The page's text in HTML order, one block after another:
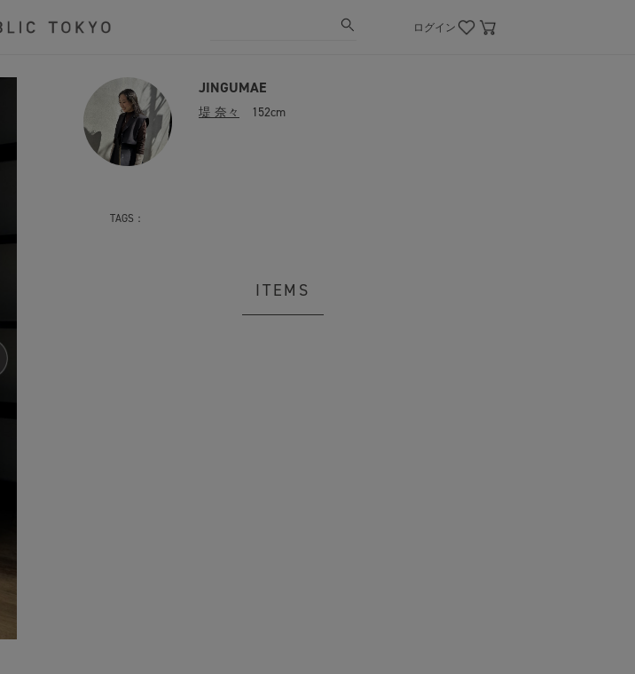
ログイン
JINGUMAE
堤 奈々 152cm
TAGS：
ITEMS